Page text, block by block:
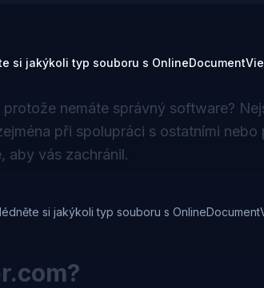
si jakýkoli typ souboru s
nemáte správný software?
při spolupráci s ostatními nebo
aby vás zachránil.
si jakýkoli typ souboru s